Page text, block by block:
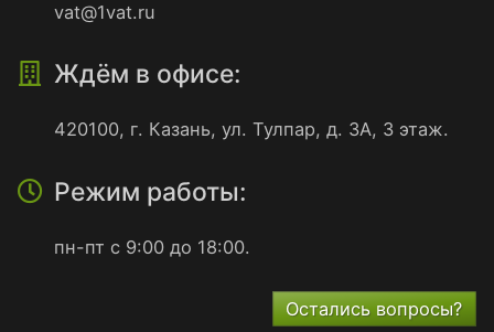
vat@1vat.ru
Ждём в офисе:
420100, г. Казань,ул. Тулпар, д. 3А, 3 этаж.
Режим работы:
пн-пт с 9:00 до 18:00.
Остались вопросы?